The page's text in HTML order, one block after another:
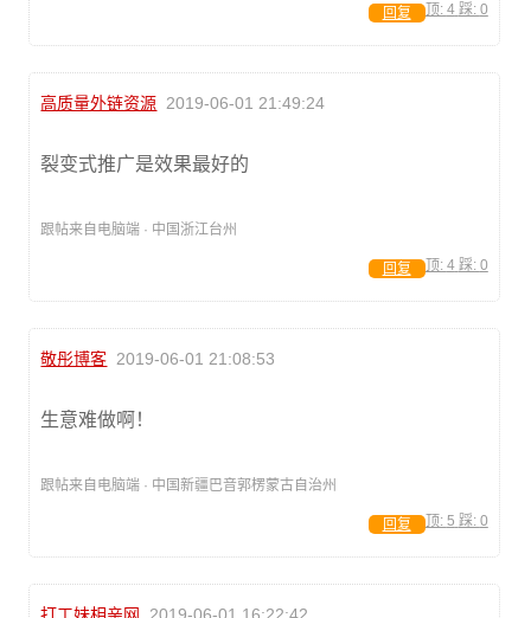
顶: 4 踩: 0
回复
高质量外链资源 2019-06-01 21:49:24
裂变式推广是效果最好的
跟帖来自电脑端 · 中国浙江台州
顶: 4 踩: 0
回复
敬彤博客 2019-06-01 21:08:53
生意难做啊！
跟帖来自电脑端 · 中国新疆巴音郭楞蒙古自治州
顶: 5 踩: 0
回复